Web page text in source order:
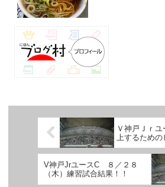
Ｖ神戸Ｊｒ
上するための
V神戸JrユースC ８／２８
（木）練習試合結果！！